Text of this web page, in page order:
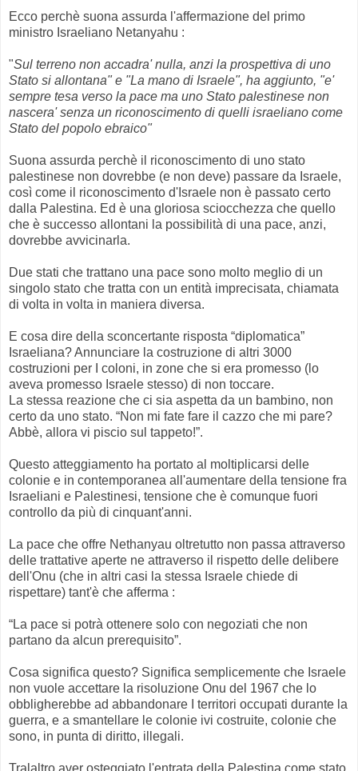
Ecco perchè suona assurda l'affermazione del primo
ministro Israeliano Netanyahu :
"Sul terreno non accadra' nulla, anzi la prospettiva di uno
Stato si allontana" e "La mano di Israele", ha aggiunto, "e'
sempre tesa verso la pace ma uno Stato palestinese non
nascera' senza un riconoscimento di quelli israeliano come
Stato del popolo ebraico"
Suona assurda perchè il riconoscimento di uno stato
palestinese non dovrebbe (e non deve) passare da Israele,
così come il riconoscimento d'Israele non è passato certo
dalla Palestina. Ed è una gloriosa sciocchezza che quello
che è successo allontani la possibilità di una pace, anzi,
dovrebbe avvicinarla.
Due stati che trattano una pace sono molto meglio di un
singolo stato che tratta con un entità imprecisata, chiamata
di volta in volta in maniera diversa.
E cosa dire della sconcertante risposta “diplomatica”
Israeliana? Annunciare la costruzione di altri 3000
costruzioni per I coloni, in zone che si era promesso (lo
aveva promesso Israele stesso) di non toccare.
La stessa reazione che ci sia aspetta da un bambino, non
certo da uno stato. “Non mi fate fare il cazzo che mi pare?
Abbè, allora vi piscio sul tappeto!”.
Questo atteggiamento ha portato al moltiplicarsi delle
colonie e in contemporanea all'aumentare della tensione fra
Israeliani e Palestinesi, tensione che è comunque fuori
controllo da più di cinquant'anni.
La pace che offre Nethanyau oltretutto non passa attraverso
delle trattative aperte ne attraverso il rispetto delle delibere
dell'Onu (che in altri casi la stessa Israele chiede di
rispettare) tant'è che afferma :
“La pace si potrà ottenere solo con negoziati che non
partano da alcun prerequisito”.
Cosa significa questo? Significa semplicemente che Israele
non vuole accettare la risoluzione Onu del 1967 che lo
obbligherebbe ad abbandonare I territori occupati durante la
guerra, e a smantellare le colonie ivi costruite, colonie che
sono, in punta di diritto, illegali.
Tralaltro aver osteggiato l'entrata della Palestina come stato